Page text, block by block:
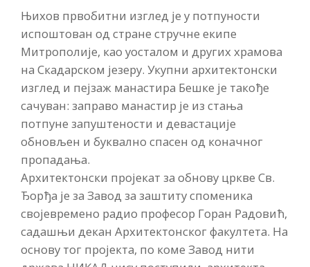
Њихов првобитни изглед је у потпуности
испоштован од стране стручне екипе
Митрополије, као уосталом и других храмова
на Скадарском језеру. Укупни архитектонски
изглед и пејзаж манастира Бешке је такође
сачуван: заправо манастир је из стања
потпуне запуштености и девастације
обновљен и буквално спасен од коначног
пропадања.
Архитектонски пројекат за обнову цркве Св.
Ђорђа је за Завод за заштиту споменика
својевремено радио професор Горан Радовић,
садашњи декан Архитектонског факултета. На
основу тог пројекта, по коме Завод нити